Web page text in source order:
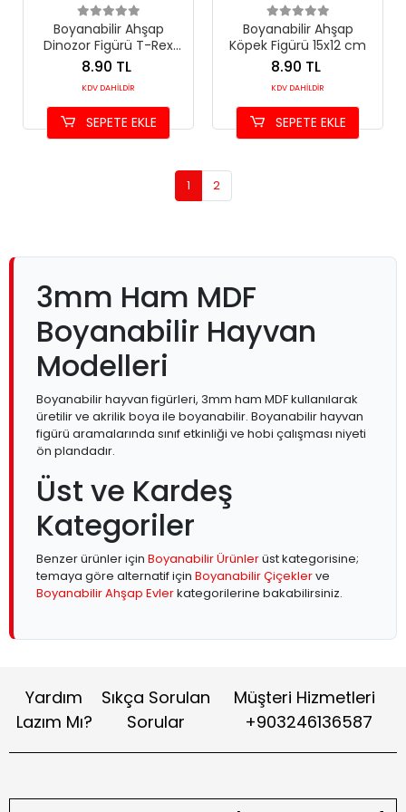
Boyanabilir Ahşap
Dinozor Figürü T-Rex
16x13 cm
8.90 TL
KDV DAHİLDİR
SEPETE EKLE
Boyanabilir Ahşap
Köpek Figürü 15x12 cm
8.90 TL
KDV DAHİLDİR
SEPETE EKLE
1 2
3mm Ham MDF
Boyanabilir Hayvan
Modelleri
Boyanabilir hayvan figürleri, 3mm ham MDF kullanılarak
üretilir ve akrilik boya ile boyanabilir. Boyanabilir hayvan
figürü aramalarında sınıf etkinliği ve hobi çalışması niyeti
ön plandadır.
Üst ve Kardeş
Kategoriler
Benzer ürünler için Boyanabilir Ürünlerüst kategorisine;
temaya göre alternatif için Boyanabilir Çiçeklerve
Boyanabilir Ahşap Evlerkategorilerine bakabilirsiniz.
Yardım
Lazım Mı?
Sıkça Sorulan
Sorular
Müşteri Hizmetleri
+903246136587